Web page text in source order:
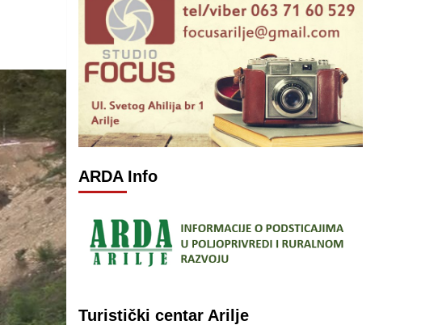
ARDA Info
Turistički centar Arilje